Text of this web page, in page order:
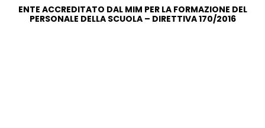
ENTE ACCREDITATO DAL MIM PER LA FORMAZIONE DEL
PERSONALE DELLA SCUOLA – DIRETTIVA 170/2016